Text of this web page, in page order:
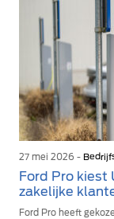
27 mei 2026 -
Ford Pro kiest
zakelijke
Ford Pro heeft